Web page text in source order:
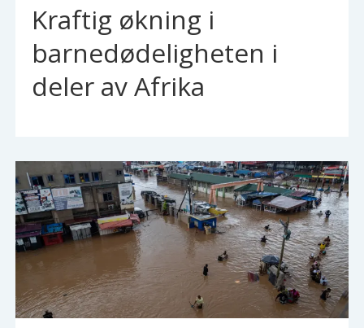
Kraftig økning i
barnedødeligheten i
deler av Afrika